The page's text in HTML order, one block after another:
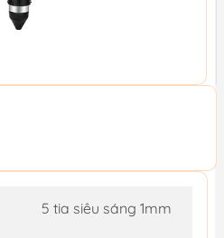
5 tia siêu sáng 1mm